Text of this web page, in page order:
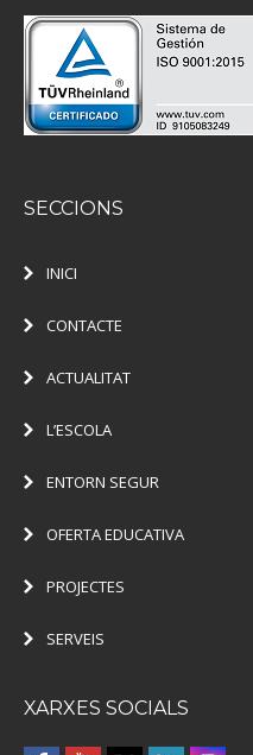
SECCIONS
INICI
CONTACTE
ACTUALITAT
L’ESCOLA
ENTORN SEGUR
OFERTA EDUCATIVA
PROJECTES
SERVEIS
XARXES SOCIALS